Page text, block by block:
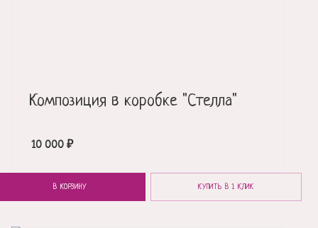
Композиция в коробке "Стелла"
10 000 ₽
В КОРЗИНУ КУПИТЬ В 1 КЛИК